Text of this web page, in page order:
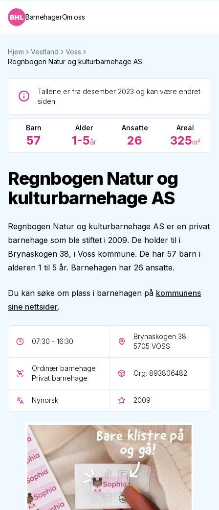
BarnehagerOm oss
Hjem Vestland
Voss
Regnbogen Natur og kulturbarnehage AS
Tallene er fra desember 2023 og kan være endret
siden.
Barn
57
Alder
1-5år
Ansatte
26
Areal
325m²
Regnbogen Natur og
kulturbarnehage AS
Regnbogen Natur og kulturbarnehage AS er en privat
barnehage som ble stiftet i 2009. De holder til i
Brynaskogen 38, i Voss kommune. De har 57 barn i
alderen 1 til 5 år. Barnehagen har 26 ansatte.
Du kan søke om plass i barnehagen på kommunens
sine nettsider.
07:30 - 16:30
Brynaskogen 38
5705 VOSS
Ordinær barnehage
Privat barnehage
Org. 893806482
Nynorsk 2009